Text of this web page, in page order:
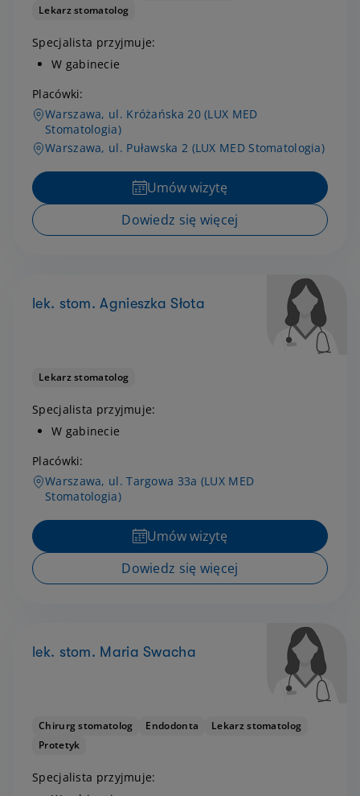
Lekarz stomatolog
Specjalista przyjmuje:
W gabinecie
Placówki:
Warszawa, ul. Króżańska 20 (LUX MED
Stomatologia)
Warszawa, ul. Puławska 2 (LUX MED Stomatologia)
Umów wizytę
Dowiedz się więcej
lek. stom. Agnieszka Słota
Lekarz stomatolog
Specjalista przyjmuje:
W gabinecie
Placówki:
Warszawa, ul. Targowa 33a (LUX MED
Stomatologia)
Umów wizytę
Dowiedz się więcej
lek. stom. Maria Swacha
Chirurg stomatolog Endodonta
Lekarz stomatolog
Protetyk
Specjalista przyjmuje: